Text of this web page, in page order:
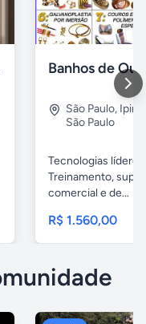
São Paulo,
São Paulo
Tecnologias
Treinamento,
comercial e de...
R$ 1.560,00